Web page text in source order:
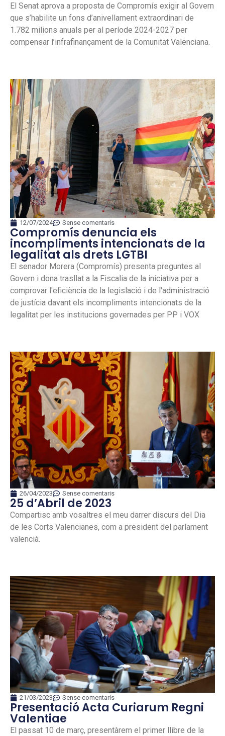
El Senat aprova a proposta de Compromís exigir al Govern
que s’habilite un fons d’anivellament extraordinari de
1.782 milions anuals per al període 2024-2027 per
compensar l’infrafinançament de la Comunitat Valenciana.
12/07/2024 Sense comentaris
Compromís denuncia els
incompliments intencionats de la
legalitat als drets LGTBI
El senador Morera (Compromís) presenta preguntes al
Govern i dona trasllat a la Fiscalia de la iniciativa per a
comprovar l'eficiència de la legislació i de l'administració
de justícia davant els incompliments intencionats de la
legalitat per les institucions governades per PP i VOX
26/04/2023 Sense comentaris
25 d’Abril de 2023
Compartisc amb vosaltres el meu darrer discurs del Dia
de les Corts Valencianes, com a president del parlament
valencià.
21/03/2023 Sense comentaris
Presentació Acta Curiarum Regni
Valentiae
El passat 10 de març, presentàrem el primer llibre de la